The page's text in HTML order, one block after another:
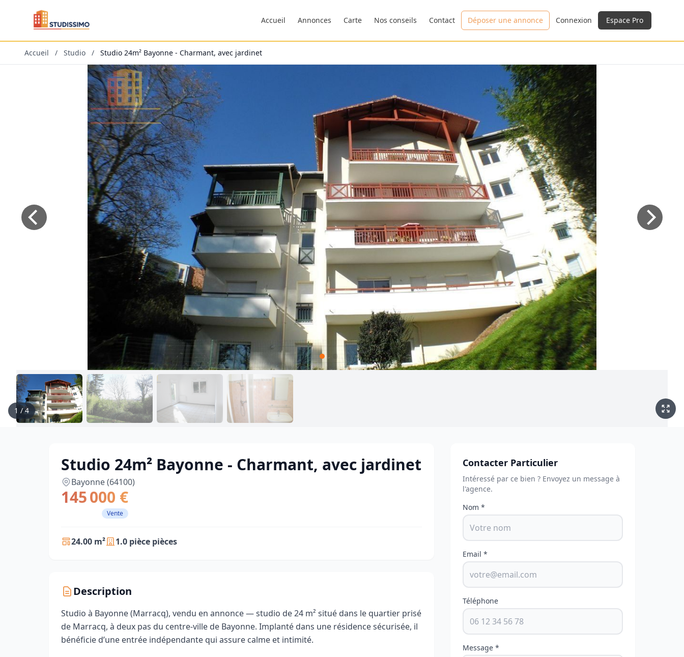
Accueil Annonces Carte Nos conseils Contact Déposer une annonce Connexion Espace Pro
Accueil / Studio / Studio 24m² Bayonne - Charmant, avec jardinet
1 /4
Studio 24m² Bayonne - Charmant, avec jardinet
Bayonne (64100)
145 000 €
Vente
24.00 m² 1.0 pièce pièces
Description
Studio à Bayonne (Marracq), vendu en annonce — studio de 24 m² situé dans le quartier prisé
de Marracq, à deux pas du centre-ville de Bayonne. Implanté dans une résidence sécurisée, il
bénéficie d’une entrée indépendante qui assure calme et intimité.
Contacter Particulier
Intéressé par ce bien ? Envoyez un message à
l'agence.
Nom *
Email *
Téléphone
Message *